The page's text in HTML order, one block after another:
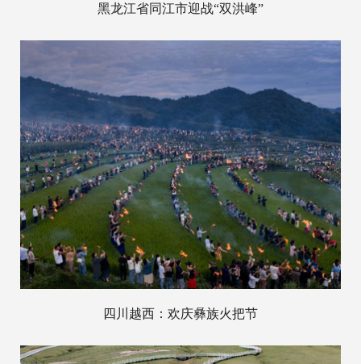
黑龙江省同江市迎战“双洪峰”
四川越西：欢庆彝族火把节